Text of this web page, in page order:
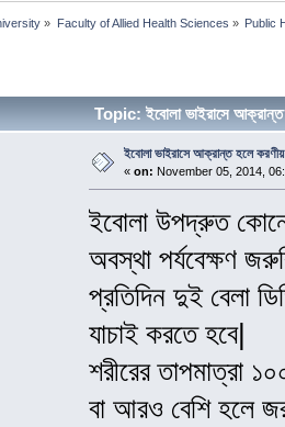
» Faculty of Allied Health Sciences » Public
Topic: ইবোলা ভাইরাসে
ইবোলা ভাইরাসে আক্রান্ত হলে করণীয়
« on: November 05, 2014,
ইবোলা উপদ্রুত
অবস্থা পর্যবেক্ষণ
প্রতিদিন দুই বেলা
যাচাই করতে হবে|
শরীরের তাপমাত্রা
বা আরও বেশি হলে